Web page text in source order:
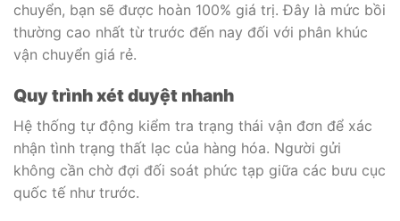
chuyển, bạn sẽ được hoàn 100% giá trị. Đây là mức bồi
thường cao nhất từ trước đến nay đối với phân khúc
vận chuyển giá rẻ.
Quy trình xét duyệt nhanh
Hệ thống tự động kiểm tra trạng thái vận đơn để xác
nhận tình trạng thất lạc của hàng hóa. Người gửi
không cần chờ đợi đối soát phức tạp giữa các bưu cục
quốc tế như trước.